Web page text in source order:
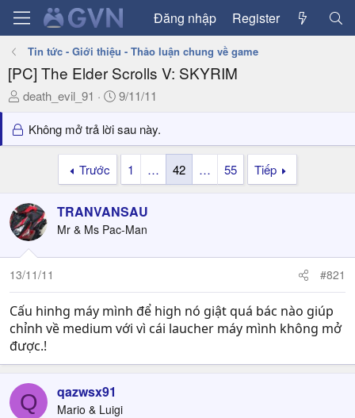
Đăng nhập Register
Tin tức - Giới thiệu - Thảo luận chung về game
[PC] The Elder Scrolls V: SKYRIM
T
r
e
t
a
r
e
r
death_evil_91
N
à
y
9/11/11
Không mở trả lời sau này.
Trước 1 … 42 … 55 Tiếp
TRANVANSAU
Mr & Ms Pac-Man
13/11/11 #821
Cấu hinhg máy mình để high nó giật quá bác nào giúp
chỉnh về medium với vì cái laucher máy mình không mở
được.!
Q qazwsx91
Mario & Luigi